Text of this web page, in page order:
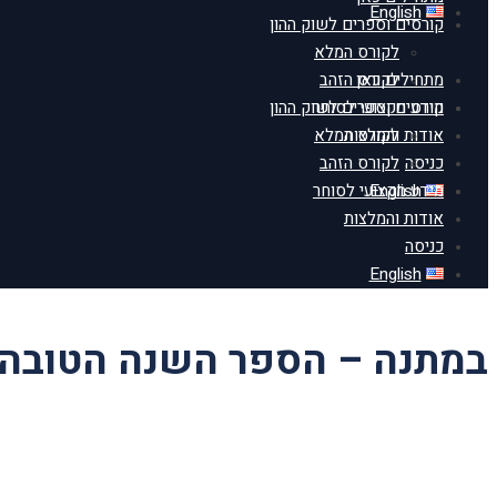
קורסים וספרים לשוק ההון
לקורס המלא
לקורס הזהב
מידע מקצועי לסוחר
אודות והמלצות
כניסה
English
English
מתחילים כאן
קורסים וספרים לשוק ההון
לקורס המלא
לקורס הזהב
מידע מקצועי לסוחר
אודות והמלצות
כניסה
English
במתנה – הספר השנה הטובה